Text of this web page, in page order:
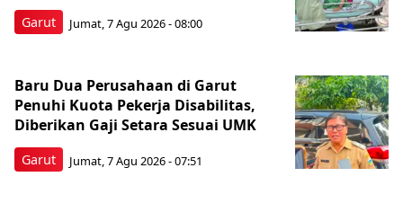
Garut Jumat, 7 Agu 2026 - 08:00
Garut
Baru Dua Perusahaan di Garut
Penuhi Kuota Pekerja Disabilitas,
Diberikan Gaji Setara Sesuai UMK
Jumat, 7 Agu 2026 - 07:51